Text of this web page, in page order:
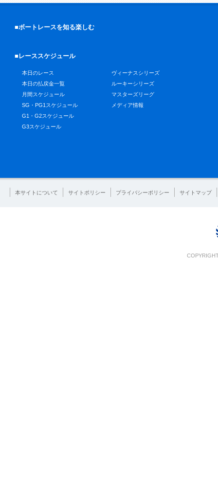
■ボートレースを知る楽しむ
■レーススケジュール
本日のレース
本日の払戻金一覧
月間スケジュール
SG・PG1スケジュール
G1・G2スケジュール
G3スケジュール
ヴィーナスシリーズ
ルーキーシリーズ
マスターズリーグ
メディア情報
本サイトについて サイトポリシー プライバシーポリシー サイトマップ